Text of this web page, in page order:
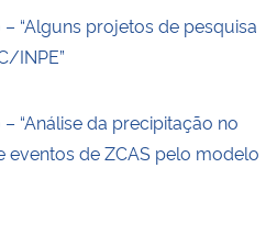
“Alguns projetos de pesquisa
INPE”
“Análise da precipitação no
eventos de ZCAS pelo modelo